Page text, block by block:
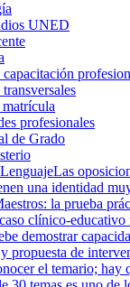
UNED
capacitación
profesionales
de Grado
Las
una identidad
la prueba
clínico-educativo
demostrar
propuesta de
el temario; hay